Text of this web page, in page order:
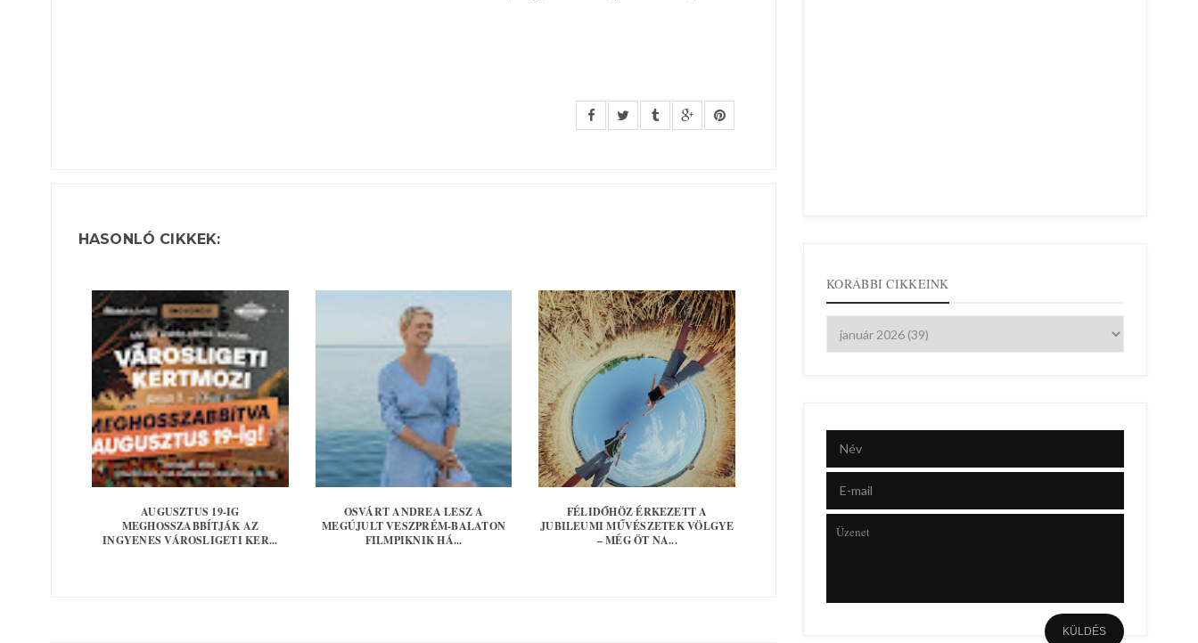
HASONLÓ CIKKEK:
AUGUSZTUS 19-IG
MEGHOSSZABBÍTJÁK AZ
INGYENES VÁROSLIGETI KER...
OSVÁRT ANDREA LESZ A
MEGÚJULT VESZPRÉM-BALATON
FILMPIKNIK HÁ...
FÉLIDŐHÖZ ÉRKEZETT A
JUBILEUMI MŰVÉSZETEK VÖLGYE
– MÉG ÖT NA...
KORÁBBI CIKKEINK